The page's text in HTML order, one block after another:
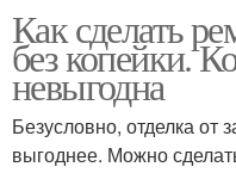
Как сделать
без копейки.
невыгодна
Безусловно, отделка от
выгоднее. Можно